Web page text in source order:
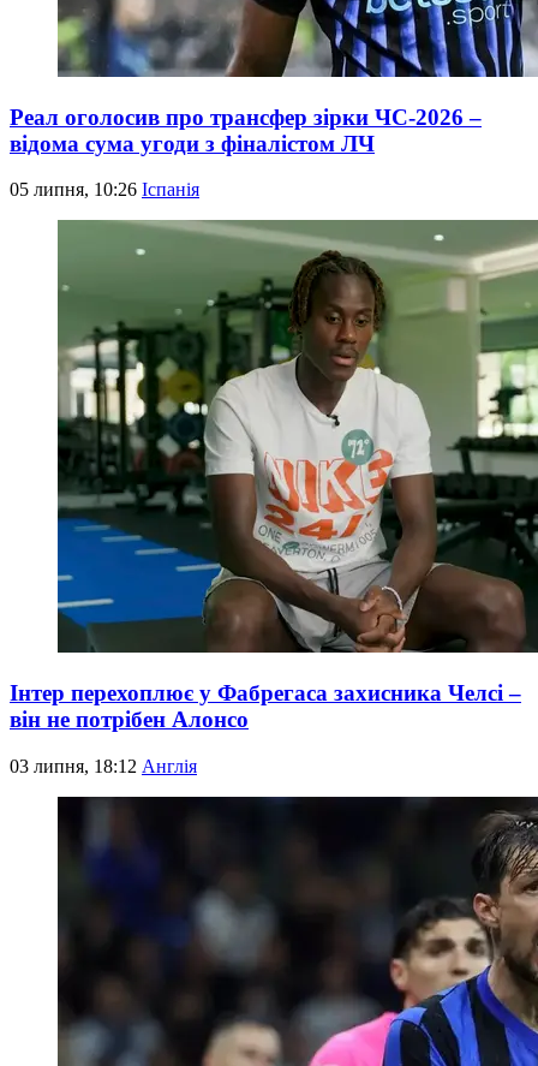
Реал оголосив про трансфер зірки ЧС-2026 –
відома сума угоди з фіналістом ЛЧ
05 липня, 10:26 Іспанія
Інтер перехоплює у Фабрегаса захисника Челсі –
він не потрібен Алонсо
03 липня, 18:12 Англія